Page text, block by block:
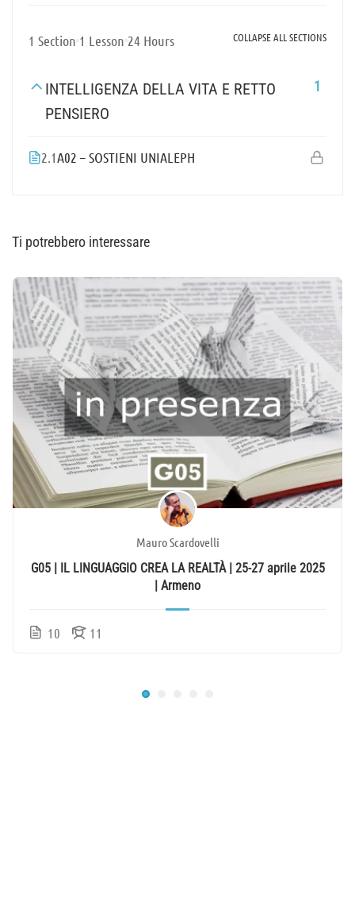
1 Section 1 Lesson 24 Hours COLLAPSE ALL SECTIONS
INTELLIGENZA DELLA VITA E RETTO
PENSIERO
1
2.1A02 – SOSTIENI UNIALEPH
Ti potrebbero interessare
Mauro Scardovelli
G05 | IL LINGUAGGIO CREA LA REALTÀ | 25-27 aprile 2025
| Armeno
10 11